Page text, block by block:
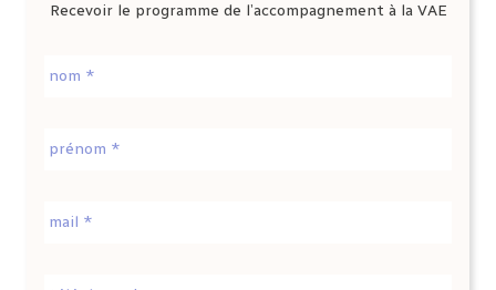
Recevoir le programme de l’accompagnement à la VAE
mail *